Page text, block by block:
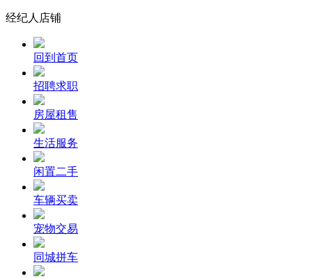
经纪人店铺
回到首页
招聘求职
房屋租售
生活服务
闲置二手
车辆买卖
宠物交易
同城拼车